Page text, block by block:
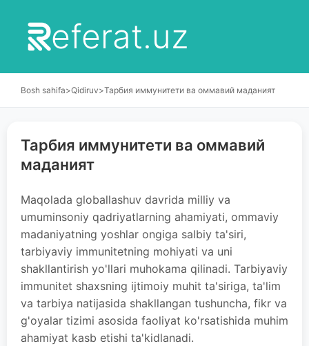
eferat.uz
Bosh sahifa>Qidiruv>Тарбия иммунитети ва оммавий маданият
Тарбия иммунитети ва оммавий
маданият
Maqolada globallashuv davrida milliy va
umuminsoniy qadriyatlarning ahamiyati, ommaviy
madaniyatning yoshlar ongiga salbiy ta'siri,
tarbiyaviy immunitetning mohiyati va uni
shakllantirish yo'llari muhokama qilinadi. Tarbiyaviy
immunitet shaxsning ijtimoiy muhit ta'siriga, ta'lim
va tarbiya natijasida shakllangan tushuncha, fikr va
g'oyalar tizimi asosida faoliyat ko'rsatishida muhim
ahamiyat kasb etishi ta'kidlanadi.